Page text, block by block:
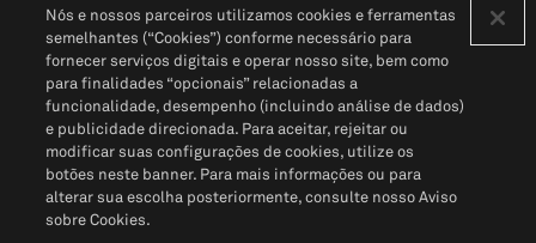
Política de PrivacidadePortal de privacidade do cliente (em inglês)
Não Venda Minhas Informações Pessoais© 2026 S&P Global
Nós e nossos parceiros utilizamos cookies e ferramentas
semelhantes (“Cookies”) conforme necessário para
fornecer serviços digitais e operar nosso site, bem como
para finalidades “opcionais” relacionadas a
funcionalidade, desempenho (incluindo análise de dados)
e publicidade direcionada. Para aceitar, rejeitar ou
modificar suas configurações de cookies, utilize os
botões neste banner. Para mais informações ou para
alterar sua escolha posteriormente, consulte nosso Aviso
sobre Cookies.